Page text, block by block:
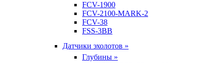
FCV-1900
FCV-2100-MARK-2
FCV-38
FSS-3BB
Датчики эхолотов »
Глубины »